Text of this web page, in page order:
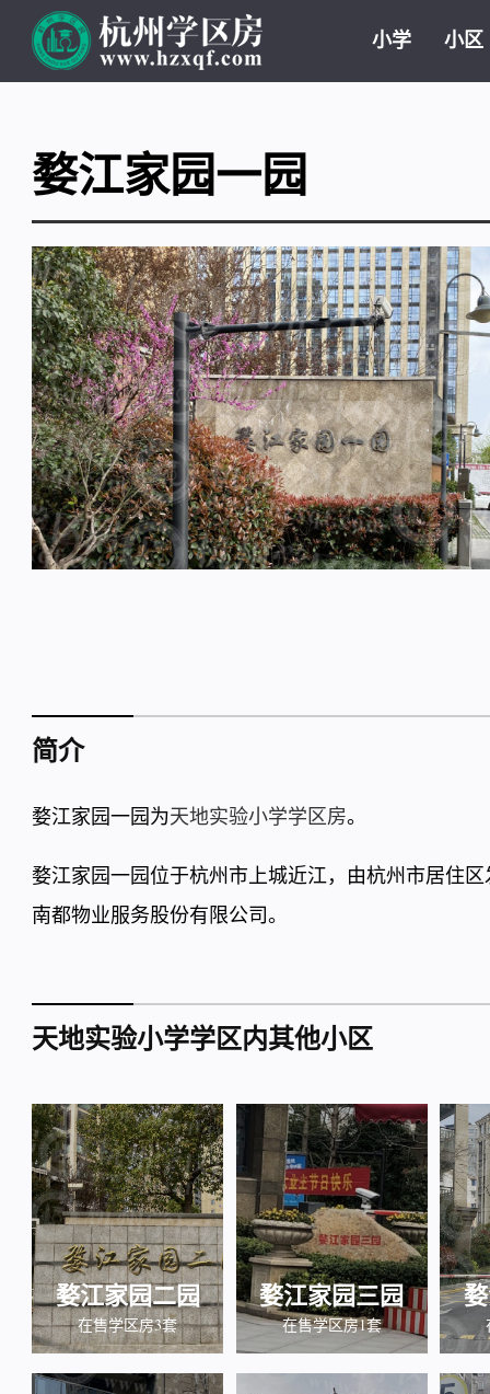
小学 小区
婺江家园一园
简介
婺江家园一园为天地实验小学学区房。
婺江家园一园位于杭州市上城近江，由杭州市居住
南都物业服务股份有限公司。
天地实验小学学区内其他小区
婺江家园二园
在售学区房3套
婺江家园三园
在售学区房1套